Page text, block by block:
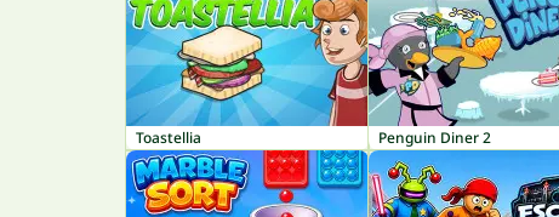
Toastellia Penguin Diner 2